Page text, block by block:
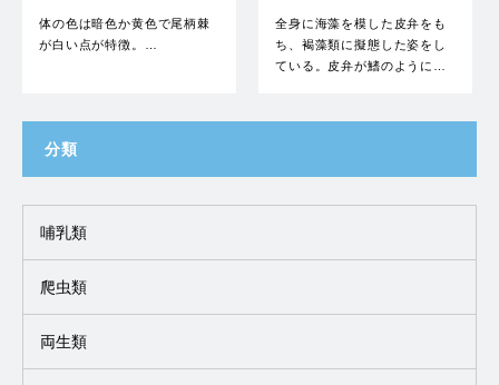
体の色は暗色か黄色で尾柄棘
が白い点が特徴。…
全身に海藻を模した皮弁をも
ち、褐藻類に擬態した姿をし
ている。皮弁が鰭のように…
分類
哺乳類
爬虫類
両生類